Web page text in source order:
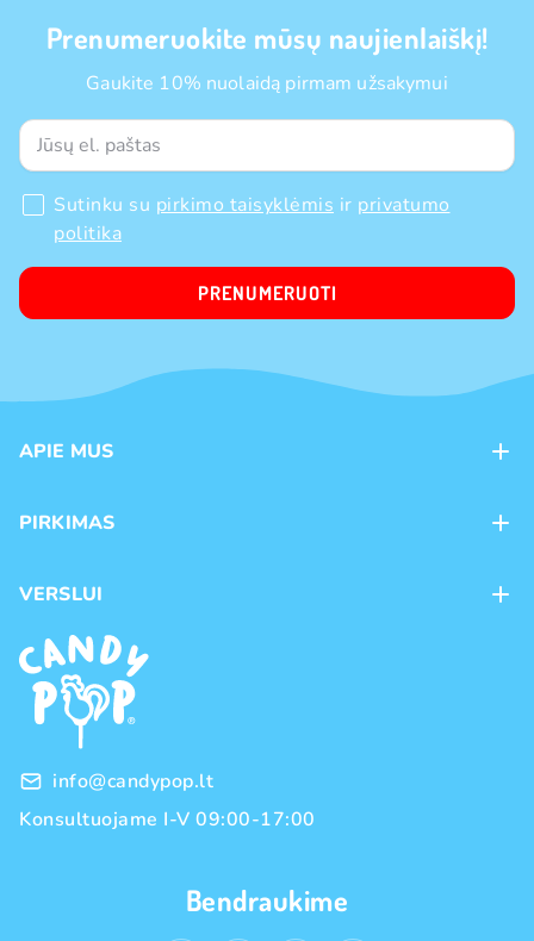
Prenumeruokite mūsų naujienlaiškį!
Gaukite 10% nuolaidą pirmam užsakymui
Sutinku su pirkimo taisyklėmis ir privatumo
politika
PRENUMERUOTI
APIE MUS
Kontaktai
Naujienos
Prekių ženklai
PIRKIMAS
Pristatymas
Prekių grąžinimas ir keitimas
Pirkimo taisyklės
Privatumo politika
VERSLUI
Franšizė
Didmeninė prekyba
info@candypop.lt
Konsultuojame I-V 09:00-17:00
Bendraukime